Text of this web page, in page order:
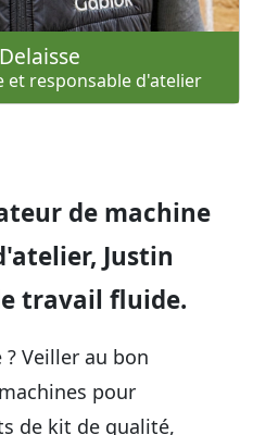
Delaisse
et responsable d'atelier
de machine
Justin
travail fluide.
Veiller au bon
pour
de kit de qualité,